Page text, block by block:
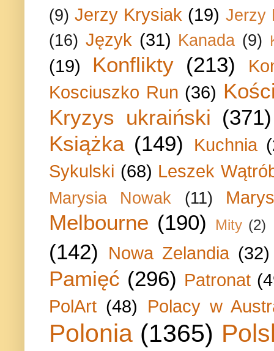
(9) Jerzy Krysiak (19) Jerzy
(16) Język (31) Kanada (9)
(19) Konflikty (213)
Kosciuszko Run (36)
Kryzys ukraiński (371)
Książka (149) Kuchnia
Sykulski (68) Leszek
Marysia Nowak (11)
Melbourne (190) Mity (2)
(142) Nowa Zelandia (32)
Pamięć (296) Patronat
PolArt (48) Polacy w
Polonia (1365)